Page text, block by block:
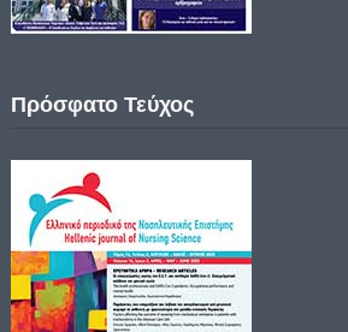
Πρόσφατο Τεύχος